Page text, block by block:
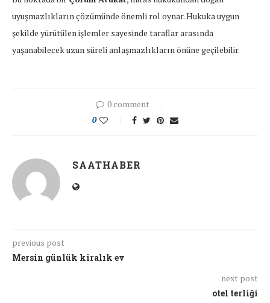
uyuşmazlıkların çözümünde önemli rol oynar. Hukuka uygun
şekilde yürütülen işlemler sayesinde taraflar arasında
yaşanabilecek uzun süreli anlaşmazlıkların önüne geçilebilir.
0 comment
0
SAATHABER
previous post
Mersin günlük kiralık ev
next post
otel terliği